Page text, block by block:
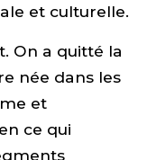
et culturelle.
On a quitté la
née dans les
et
ce qui